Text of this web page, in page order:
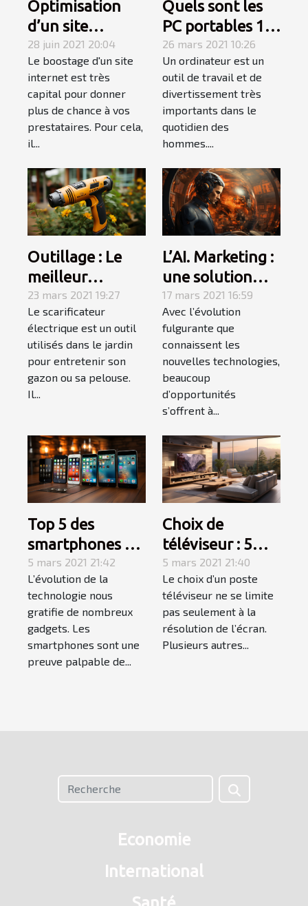
Optimisation
d’un site
internet : ce
qu’il faut
apprendre!
28 juin 2021 20:04
Le boostage d'un site
internet est très
capital pour donner
plus de chance à vos
prestataires. Pour cela,
il...
Quels sont les
PC portables 13
pouces en solde
en 2021 ?
26 mars 2021 10:26
Un ordinateur est un
outil de travail et de
divertissement très
importants dans le
quotidien des
hommes....
Outillage : Le
meilleur
sacrificateur
électrique pour
votre jardin
23 mars 2021 19:27
Le scarificateur
électrique est un outil
utilisés dans le jardin
pour entretenir son
gazon ou sa pelouse.
Il...
L’AI. Marketing :
une solution
pour augmenter
votre chiffre
d’affaires cette
année !
17 mars 2021 16:59
Avec l’évolution
fulgurante que
connaissent les
nouvelles technologies,
beaucoup
d’opportunités
s’offrent à...
Top 5 des
smartphones à
absolument
acheter
5 mars 2021 21:42
L’évolution de la
technologie nous
gratifie de nombreux
gadgets. Les
smartphones sont une
preuve palpable de...
Choix de
téléviseur : 5
caractéristiques
à prendre en
considération
5 mars 2021 21:40
Le choix d’un poste
téléviseur ne se limite
pas seulement à la
résolution de l’écran.
Plusieurs autres...
Economie
International